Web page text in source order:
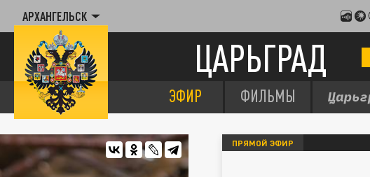
АРХАНГЕЛЬСК
ЦАРЬГРАД
ЭФИР ФИЛЬМЫ
ПРЯМОЙ ЭФИР